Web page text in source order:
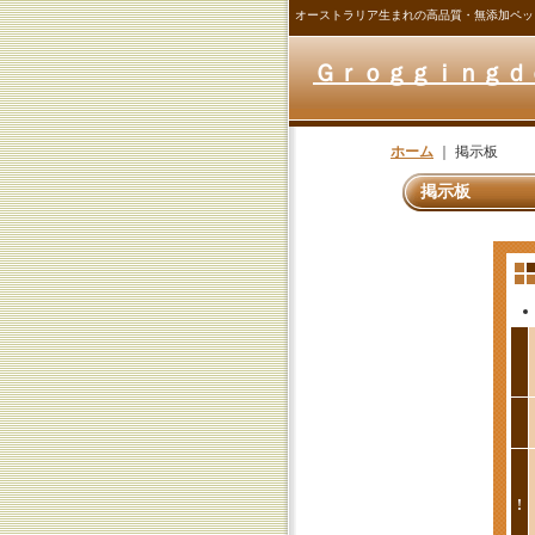
オーストラリア生まれの高品質・無添加ペ
Ｇｒｏｇｇｉｎｇｄ
ホーム 掲示板
掲示板
!